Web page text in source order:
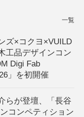
一覧
ズ×コクヨ×VUILD
工品デザインコン
Digi Fab
」を初開催
らが登壇、「長谷
コンペティション